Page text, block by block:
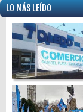
LO MÁS LEÍDO